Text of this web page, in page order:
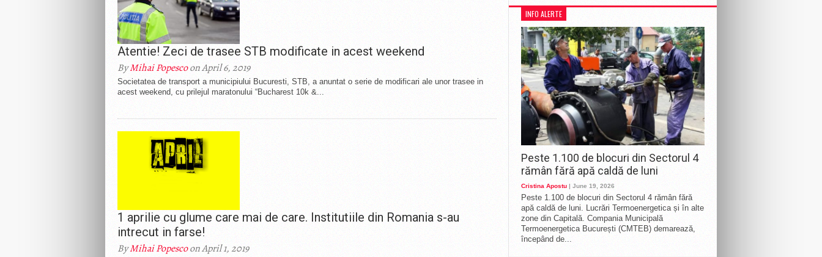
Atentie! Zeci de trasee STB modificate in acest weekend
ByMihai Popescoon April 6, 2019
Societatea de transport a municipiului Bucuresti, STB, a anuntat o serie de modificari ale unor trasee in
acest weekend, cu prilejul maratonului “Bucharest 10k &...
1 aprilie cu glume care mai de care. Institutiile din Romania s-au
intrecut in farse!
ByMihai Popescoon April 1, 2019
INFO ALERTE
Peste 1.100 de blocuri din Sectorul 4
rămân fără apă caldă de luni
Cristina Apostu | June 19, 2026
Peste 1.100 de blocuri din Sectorul 4 rămân fără
apă caldă de luni. Lucrări Termoenergetica și în alte
zone din Capitală. Compania Municipală
Termoenergetica București (CMTEB) demarează,
începând de...